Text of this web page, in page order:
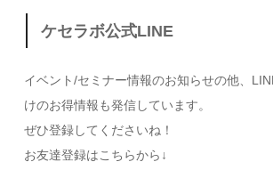
ケセラボ公式LINE
イベント/セミナー情報のお知らせの他、
けのお得情報も発信しています。
ぜひ登録してくださいね！
お友達登録はこちらから↓